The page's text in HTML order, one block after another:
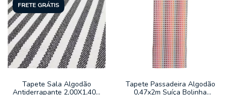
FRETE GRÁTIS
Tapete Sala Algodão
Antiderrapante 2,00X1,40m
Tapete Passadeira Algodão
0,47x2m Suíça Bolinha